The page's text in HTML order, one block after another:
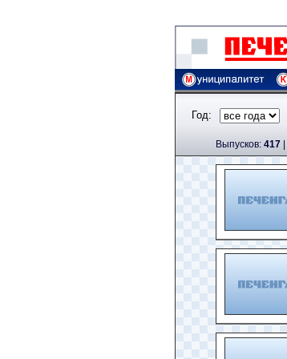
Год:
Выпусков: 417 |